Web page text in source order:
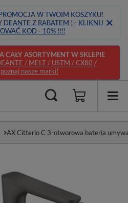
W TWOIM KOSZYKU!
DEANTE Z RABATEM ! - KLIKNIJ
KOD - 10% !!!!
CAŁY ASORTYMENT W SKLEPIE
/ MELT / USTM / CX80 /
nasze marki!
AX Citterio C 3-otworowa bateria